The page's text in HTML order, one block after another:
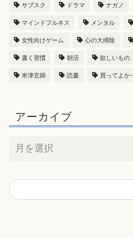
サブスク ドラマ ナガノ
マインドフルネス メンタル
女性向けゲーム 心の大掃除
書く習慣 朝活 欲しいもの
米津玄師 読書 買ってよか
アーカイブ